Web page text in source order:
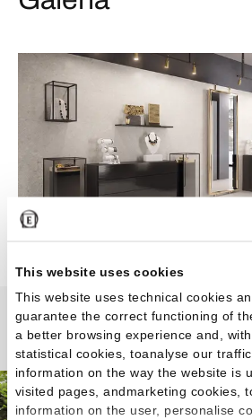
This website uses cookies
This website uses technical cookies
guarantee the correct functioning of
a better browsing experience and, with
statistical cookies, toanalyse our
information on the way the website is
visited pages, andmarketing cookies,
information on the user, personalise